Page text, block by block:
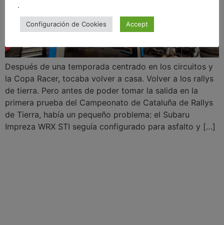
Después de una temporada centrado en los circuitos y
la Copa Racer, tocaba volver a casa. Volver a los rallys
de tierra. Pero antes de poder tomar la salida en la
primera prueba del Campeonato de Cataluña de Rallys
de Tierra, había un pequeño problema: el Subaru
Impreza WRX STI seguía configurado para asfalto y […]
.
Configuración de Cookies Accept